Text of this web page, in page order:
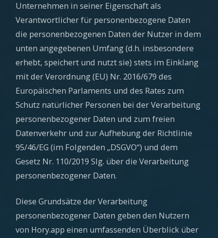
Unternehmen in seiner Eigenschaft als
Verantwortlicher für personenbezogene Daten
die personenbezogenen Daten der Nutzer in dem
unten angegebenen Umfang (d.h. insbesondere
erhebt, speichert und nutzt sie) stets im Einklang
mit der Verordnung (EU) Nr. 2016/679 des
Europäischen Parlaments und des Rates zum
Schutz natürlicher Personen bei der Verarbeitung
personenbezogener Daten und zum freien
Datenverkehr und zur Aufhebung der Richtlinie
95/46/EG (im Folgenden „DSGVO“) und dem
Gesetz Nr. 110/2019 Slg. über die Verarbeitung
personenbezogener Daten.
Diese Grundsätze der Verarbeitung
personenbezogener Daten geben den Nutzern
von Hory.app einen umfassenden Überblick über